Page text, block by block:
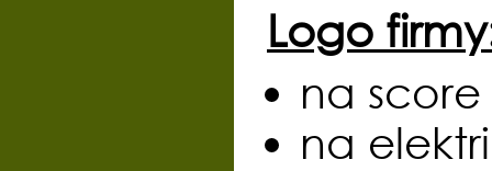
Logo
na
na